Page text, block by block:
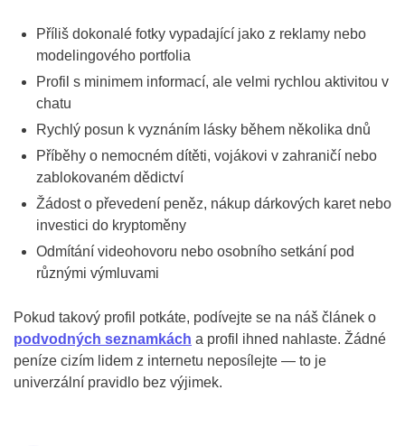
Příliš dokonalé fotky vypadající jako z reklamy nebo
modelingového portfolia
Profil s minimem informací, ale velmi rychlou aktivitou v
chatu
Rychlý posun k vyznáním lásky během několika dnů
Příběhy o nemocném dítěti, vojákovi v zahraničí nebo
zablokovaném dědictví
Žádost o převedení peněz, nákup dárkových karet nebo
investici do kryptoměny
Odmítání videohovoru nebo osobního setkání pod
různými výmluvami
Pokud takový profil potkáte, podívejte se na náš článek o
podvodných seznamkách a profil ihned nahlaste. Žádné
peníze cizím lidem z internetu neposílejte — to je
univerzální pravidlo bez výjimek.